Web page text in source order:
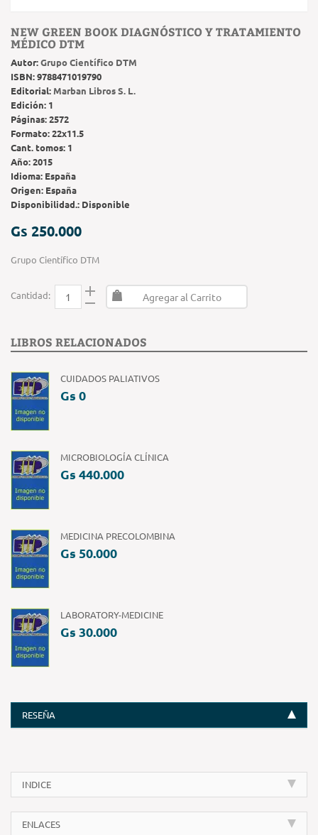
NEW GREEN BOOK DIAGNÓSTICO Y TRATAMIENTO
MÉDICO DTM
Autor:Grupo Científico DTM
ISBN:9788471019790
Editorial: Marban Libros S. L.
Edición: 1
Páginas:2572
Formato:22x11.5
Cant. tomos: 1
Año:2015
Idioma: España
Origen: España
Disponibilidad.: Disponible
Gs 250.000
Grupo Científico DTM
Cantidad: Agregar al Carrito
LIBROS RELACIONADOS
CUIDADOS PALIATIVOS
Gs 0
MICROBIOLOGÍA CLÍNICA
Gs 440.000
MEDICINA PRECOLOMBINA
Gs 50.000
LABORATORY-MEDICINE
Gs 30.000
RESEÑA
INDICE
ENLACES